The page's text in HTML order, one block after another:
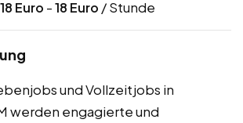
18 Euro -18 Euro / Stunde
und Vollzeitjobs in
werden engagierte und